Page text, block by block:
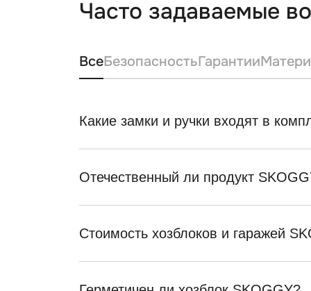
Часто задаваемые
ВсеБезопасностьГарантии
Какие замки и ручки входят в
Отечественный ли продукт
Стоимость хозблоков и гаражей